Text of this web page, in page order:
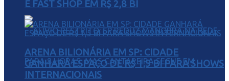
E FAST SHOP EM R$ 2,8 BI
ARENA BILIONÁRIA EM SP: CIDADE
GANHARÁ ESPAÇO DE R$ 1,5 BI PARA SHOWS
INTERNACIONAIS